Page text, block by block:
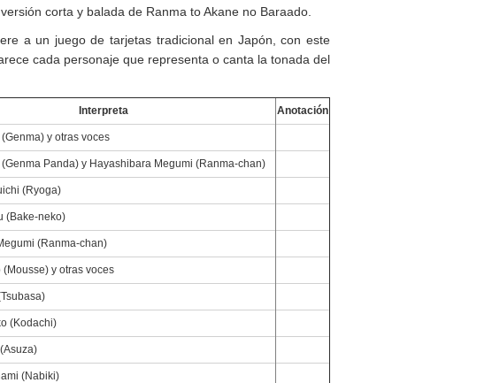
corta y balada de Ranma to Akane no Baraado.
a un juego de tarjetas tradicional en Japón, con este
cada personaje que representa o canta la tonada del
Interpreta Anotación
y otras voces
Panda) y Hayashibara Megumi (Ranma-chan)
(Ryoga)
(Bake-neko)
(Ranma-chan)
(Mousse) y otras voces
(Kodachi)
(Nabiki)